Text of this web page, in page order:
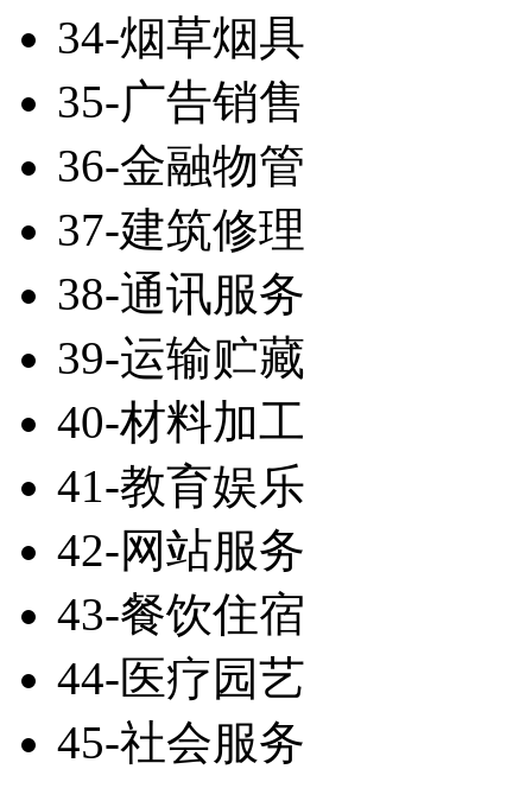
34-烟草烟具
35-广告销售
36-金融物管
37-建筑修理
38-通讯服务
39-运输贮藏
40-材料加工
41-教育娱乐
42-网站服务
43-餐饮住宿
44-医疗园艺
45-社会服务